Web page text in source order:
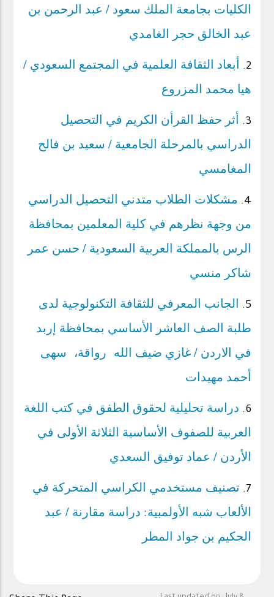
الكليات بجامعة الملك سعود / عبد الرحمن بن
عبد الخالق حجر الغامدي
2. أبعاد الثقافة العلمية في المجتمع السعودي /
هيا محمد المزروع
3. أثر حفظ القرأن الكريم في التحصيل
الدراسي بالمرحلة الجامعية / سعيد بن فالح
المغامسي
4.
مشكلات الطلاب متدني التحصيل الدراسي
من وجهة نظرهم في كلية المعلمين بمحافظة
الرس بالمملكة العربية السعودية / حسن عمر
شاكر منسي
5.
الجانب المعرفي للثقافة التكنولوجية لدى
طلبة الصف العاشر الأساسي بمحافظة إربد
في الاردن / غازي ضيف الله رواقة، سهى
أحمد مهيدات
6. دراسة تحليلية لحقوق الطفق في كتب اللغة
العربية للصفوف الأساسية الثلاثة الأولى في
الأردن / عماد توفيق السعدي
7. تصنيف مستخدمي الكراسي المتحركة في
الألعاب شبه الأولمبية: دراسة مقارنة / عبد
الحكيم بن جواد المطر